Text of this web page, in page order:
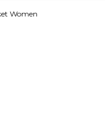
Women